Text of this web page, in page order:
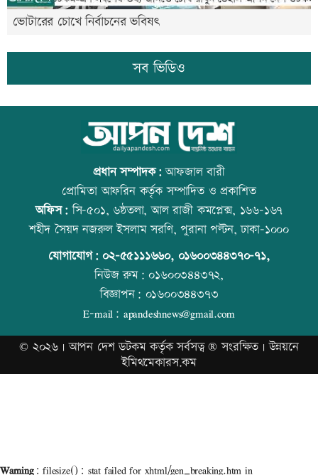
ভোটারের চোখে নির্বাচনের ভবিষৎ
সব ভিডিও
প্রধান সম্পাদক:আফজাল বারী
প্রোমিতা আফরিন কর্তৃক সম্পাদিত ও প্রকাশিত
অফিস:সি-৫০১, ৬ষ্ঠতলা, আল রাজী কমপ্লেক্স, ১৬৬-১৬৭
শহীদ সৈয়দ নজরুল ইসলাম সরণি, পুরানা পল্টন, ঢাকা-১০০০
যোগাযোগ: ০২-৫৫১১১৬৬০, ০১৬০০৩৪৪৩৭০-৭১,
নিউজ রুম:০১৬০০৩৪৪৩৭২,
বিজ্ঞাপন: ০১৬০০৩৪৪৩৭৩
E-mail: apandeshnews@gmail.com
© ২০২৬ |আপন দেশ ডটকমকর্তৃক সর্বসত্ব ® সংরক্ষিত | উন্নয়নে
ইমিথমেকারস.কম
Warning: filesize(): stat failed for xhtml/gen_breaking.htm in